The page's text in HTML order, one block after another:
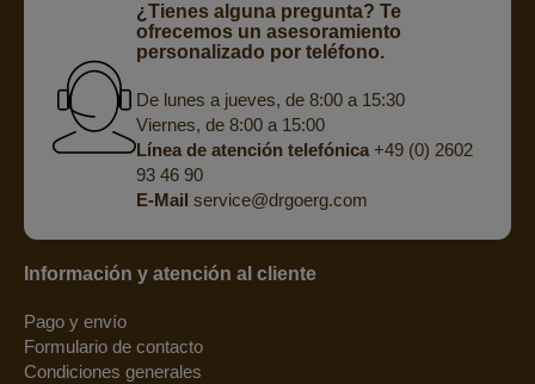
¿Tienes alguna pregunta? Te
ofrecemos un asesoramiento
personalizado por teléfono.
De lunes a jueves, de 8:00 a 15:30
Viernes, de 8:00 a 15:00
Línea de atención telefónica+49 (0) 2602
93 46 90
E-Mail service@drgoerg.com
Información y atención al cliente
Pago y envío
Formulario de contacto
Condiciones generales